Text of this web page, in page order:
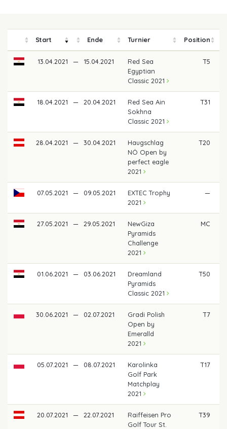
Start Ende Turnier Position
13.04.2021 — 15.04.2021
Red Sea
Egyptian
Classic 2021
T5
18.04.2021 — 20.04.2021
Red Sea Ain
Sokhna
Classic 2021
T31
28.04.2021 — 30.04.2021
Haugschlag
NÖ Open by
perfect eagle
2021
T20
07.05.2021 — 09.05.2021
EXTEC Trophy
2021
—
27.05.2021 — 29.05.2021
NewGiza
Pyramids
Challenge
2021
MC
01.06.2021 — 03.06.2021
Dreamland
Pyramids
Classic 2021
T50
30.06.2021 — 02.07.2021
Gradi Polish
Open by
Emeralld
2021
T7
05.07.2021 — 08.07.2021
Karolinka
Golf Park
Matchplay
2021
T17
20.07.2021 — 22.07.2021
Raiffeisen Pro
Golf Tour St.
T39